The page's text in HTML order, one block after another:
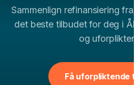
Sammenlign refinansiering fra
det beste tilbudet for deg i
og
Få uforpliktende